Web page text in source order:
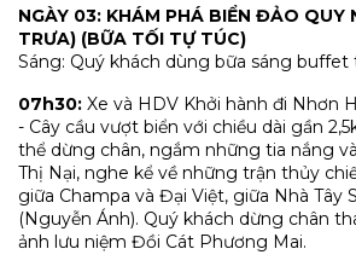
NGÀY 03: KHÁM PHÁ BIỂN ĐẢO QUY
TRƯA) (BỮA TỐI TỰ TÚC)
Sáng: Quý khách dùng bữa sáng buffet
07h30: Xe và HDV Khởi hành đi Nhơn
- Cây cầu vượt biển với chiều dài gần
thể dừng chân, ngắm những tia nắng
Thị Nại, nghe kể về những trận thủy
giữa Champa và Đại Việt, giữa Nhà Tây
(Nguyễn Ánh). Quý khách dừng chân
ảnh lưu niệm Đồi Cát Phương Mai.